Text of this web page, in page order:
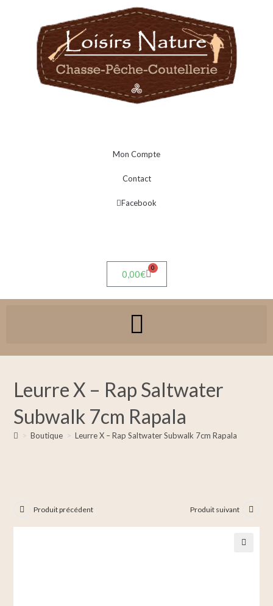
Mon Compte
Contact
Facebook
0,00€
0
Leurre X – Rap Saltwater
Subwalk 7cm Rapala
> Boutique > Leurre X – Rap Saltwater Subwalk 7cm Rapala
Produit précédent Produit suivant